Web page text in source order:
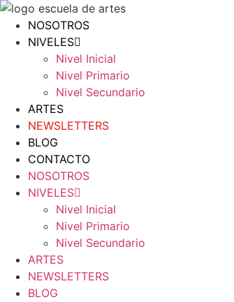
Ir
contenido
NOSOTROS
NIVELES
Nivel Inicial
Nivel Primario
Nivel Secundario
ARTES
NEWSLETTERS
BLOG
CONTACTO
NOSOTROS
NIVELES
Nivel Inicial
Nivel Primario
Nivel Secundario
ARTES
NEWSLETTERS
BLOG